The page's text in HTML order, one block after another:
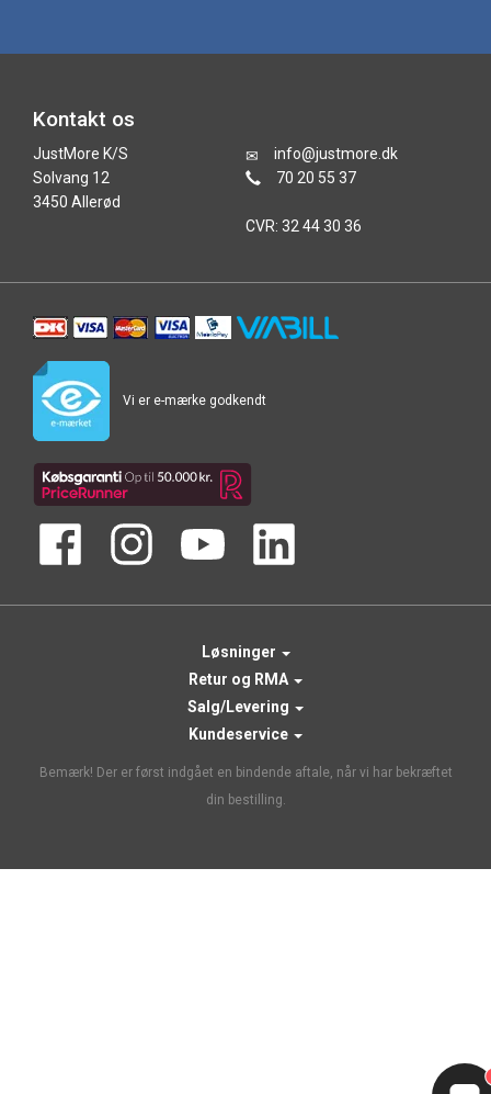
Kontakt os
JustMore K/S
Solvang 12
3450 Allerød
info@justmore.dk
70 20 55 37
CVR: 32 44 30 36
Vi er e-mærke godkendt
Løsninger
Retur og RMA
Salg/Levering
Kundeservice
Bemærk! Der er først indgået en bindende aftale, når vi har bekræftet
din bestilling.